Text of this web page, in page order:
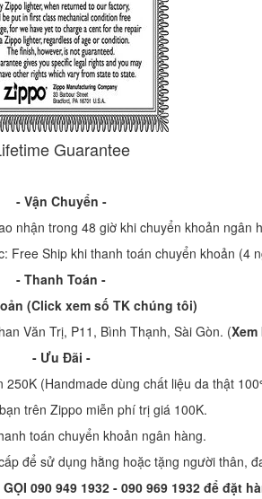
Guarantee
- Vận Chuyển -
nhận trong 48 giờ khi chuyển khoản ngân
Free Ship khi thanh toán chuyển khoản (4
- Thanh Toán -
(Click xem số TK chúng tôi)
Văn Trị, P11, Bình Thạnh, Sài Gòn. (
- Ưu Đãi -
(Handmade dùng chất liệu da thật
trên Zippo miễn phí trị giá 100K.
toán chuyển khoản ngân hàng.
để sử dụng hằng hoặc tặng người thân,
090 949 1932 - 090 969 1932 để đặt